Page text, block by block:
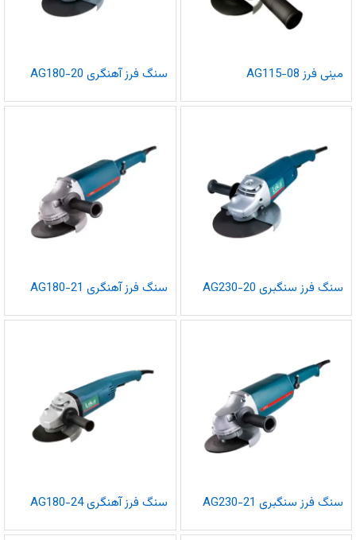
مینی فرز AG115-08 سنگ فرز آهنگری AG180-20
سنگ فرز سنگبری AG230-20 سنگ فرز آهنگری AG180-21
سنگ فرز سنگبری AG230-21 سنگ فرز آهنگری AG180-24